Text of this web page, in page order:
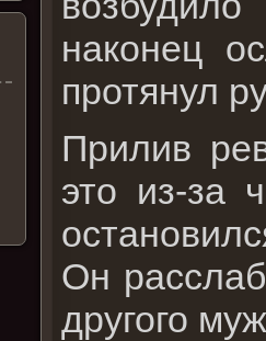
наконец
протянул
Прилив
это из-за
Он
другого